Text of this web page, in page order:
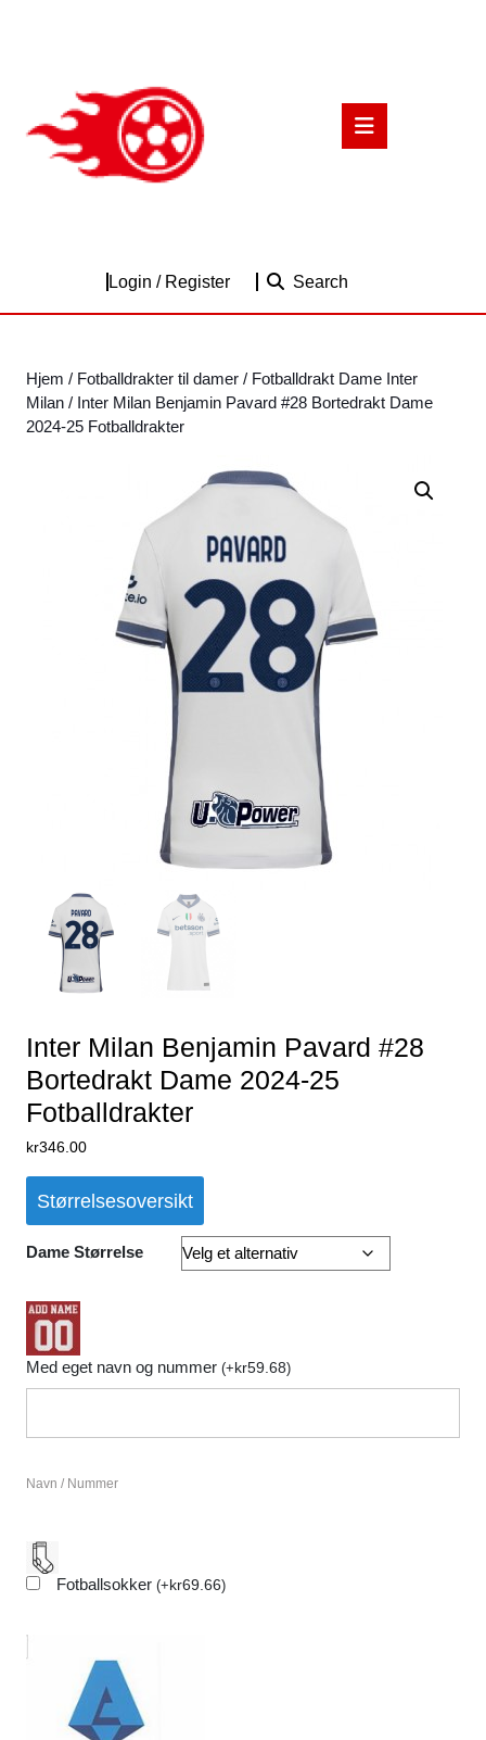
Login / RegisterLogin
Search
Hjem / Fotballdrakter til damer / Fotballdrakt Dame Inter
Milan / Inter Milan Benjamin Pavard #28 Bortedrakt Dame
2024-25 Fotballdrakter
Inter Milan Benjamin Pavard #28
Bortedrakt Dame 2024-25
Fotballdrakter
kr346.00
Størrelsesoversikt
Dame Størrelse
Med eget navn og nummer (+kr59.68)
Navn / Nummer
Fotballsokker (+kr69.66)